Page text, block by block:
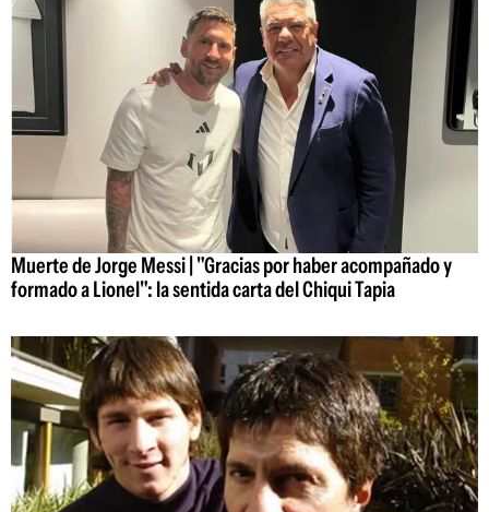
Muerte de Jorge Messi | "Gracias por haber acompañado y
formado a Lionel": la sentida carta del Chiqui Tapia